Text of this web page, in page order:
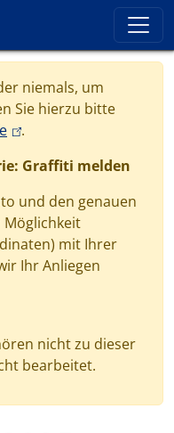
niemals, um
Sie hierzu bitte
(link is external)
.
Graffiti melden
und den genauen
Möglichkeit
mit Ihrer
Ihr Anliegen
nicht zu dieser
bearbeitet.